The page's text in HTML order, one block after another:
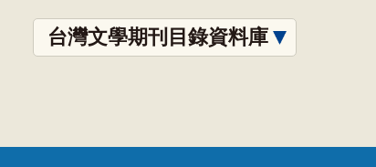
台灣文學期刊目錄資料庫